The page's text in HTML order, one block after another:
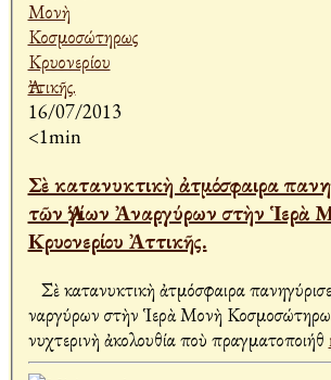
16/07/2013
<1min
Σὲ κατανυκτικὴ ἀτμόσφαιρα
τῶν Ἁγίων Ἀναργύρων στὴν Ἱερὰ
Κρυονερίου Ἀττικῆς.
Σὲ κατανυκτικὴ ἀτμόσφαιρα
Ἀναργύρων στὴν Ἱερὰ Μονὴ
νυχτερινὴ ἀκολουθία ποὺ πραγματοποιήθ